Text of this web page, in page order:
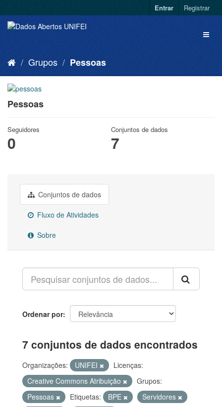
Entrar Registrar
Grupos Pessoas
Pessoas
Seguidores
0
Conjuntos de dados
7
Conjuntos de dados
Fluxo de Atividades
Sobre
Ordenar por
7 conjuntos de dados encontrados
Organizações: UNIFEI
Licenças:
Creative Commons Atribuição
Grupos:
Pessoas
Etiquetas: BPE
Servidores